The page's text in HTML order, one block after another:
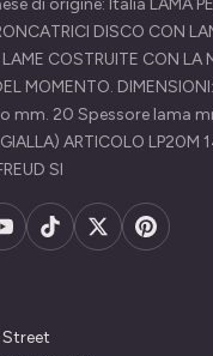
di origine: Italia LAMA
DISCO CON
COSTRUITE CON LA
MOMENTO.
mm. 20 Spessore lama
ARTICOLO LP20M
SI